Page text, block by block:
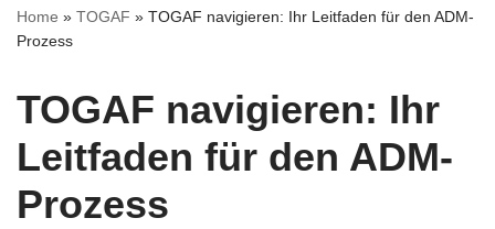
Home » TOGAF » TOGAF navigieren: Ihr Leitfaden für den ADM-
Prozess
TOGAF navigieren: Ihr
Leitfaden für den ADM-
Prozess